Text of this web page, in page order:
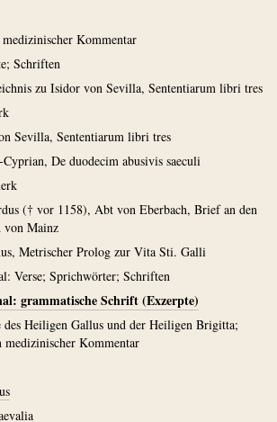
Kommentar
Schriften
zu Isidor von Sevilla, Sententiarum libri tres
Sevilla, Sententiarum libri tres
De duodecim abusivis saeculi
(† vor 1158), Abt von Eberbach, Brief an den
Mainz
Metrischer Prolog zur Vita Sti. Galli
Verse; Sprichwörter; Schriften
grammatische Schrift (Exzerpte)
Heiligen Gallus und der Heiligen Brigitta;
medizinischer Kommentar